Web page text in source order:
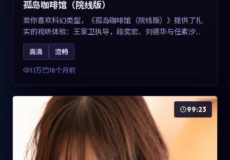
孤岛咖啡馆（院线版）
若你喜欢科幻类型，《孤岛咖啡馆（院线版）》提供了扎
实的视听体验：王家卫执导，段奕宏、刘德华与任素汐共
同演绎。影片2025年于中国台湾上映，内容用冷峻镜头语
言观察城市夜间的孤独，关键词包含高清流畅、人物关系
与情节反转，适合检索「2025科幻」「中国台湾电影」的
高清 流畅
1.1万 18个月前
99:23